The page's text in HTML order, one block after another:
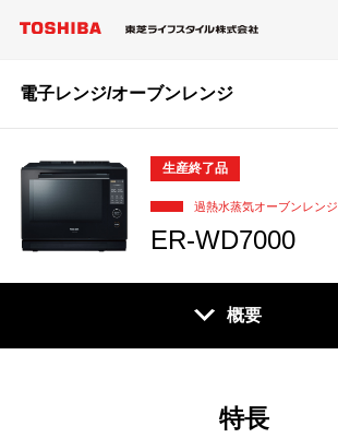
電子レンジ/オーブンレンジ
生産終了品
過熱水蒸気オーブンレンジ
ER-WD7000
概要
特長